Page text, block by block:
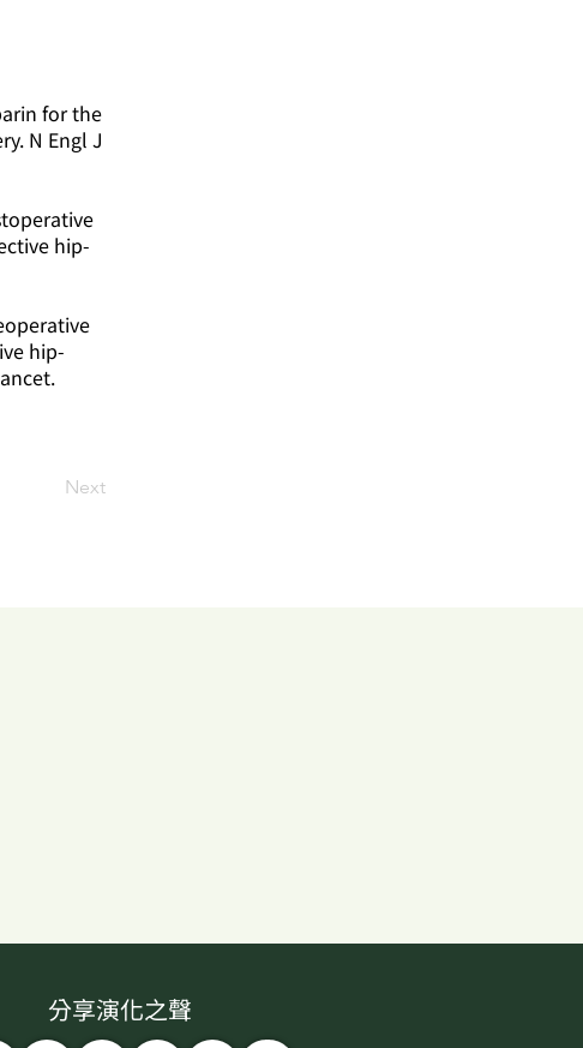
for the
N Engl J
hip-
hip-
Next
分享演化之聲